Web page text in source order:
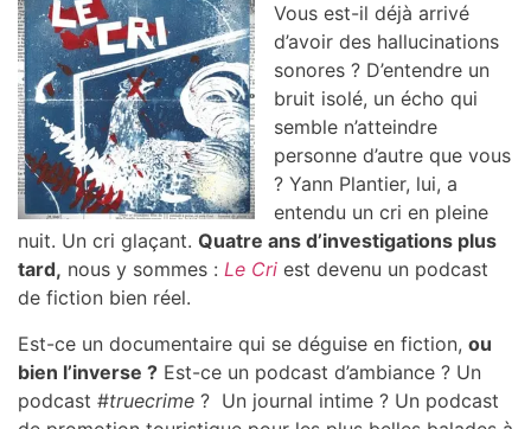
Vous est-il déjà arrivé
d’avoir des hallucinations
sonores ? D’entendre un
bruit isolé, un écho qui
semble n’atteindre
personne d’autre que vous
? Yann Plantier, lui, a
entendu un cri en pleine
nuit. Un cri glaçant. Quatre ans d’investigations plus
tard, nous y sommes : Le Cri est devenu un podcast
de fiction bien réel.
Est-ce un documentaire qui se déguise en fiction, ou
bien l’inverse ? Est-ce un podcast d’ambiance ? Un
podcast #truecrime ? Un journal intime ? Un podcast